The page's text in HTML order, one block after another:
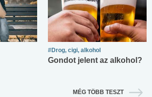
#Drog, cigi, alkohol
Gondot jelent az alkohol?
MÉG TÖBB TESZT